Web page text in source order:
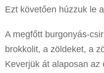
Ezt követően húzzuk le
A megfőtt burgonyás-
brokkolit, a zöldeket, a
Keverjük át alaposan az